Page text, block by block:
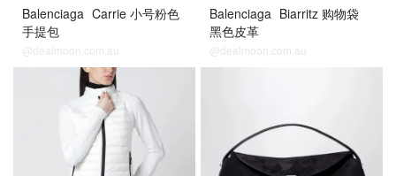
Balenciaga Carrie 小号粉色
手提包
@dealmoon.com.au
Balenciaga Biarritz 购物袋
黑色皮革
@dealmoon.com.au